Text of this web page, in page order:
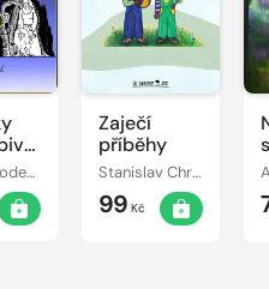
Štěpán Podešt, ml.
Zaječí
příběhy
Stanislav Chromčák
99 Kč